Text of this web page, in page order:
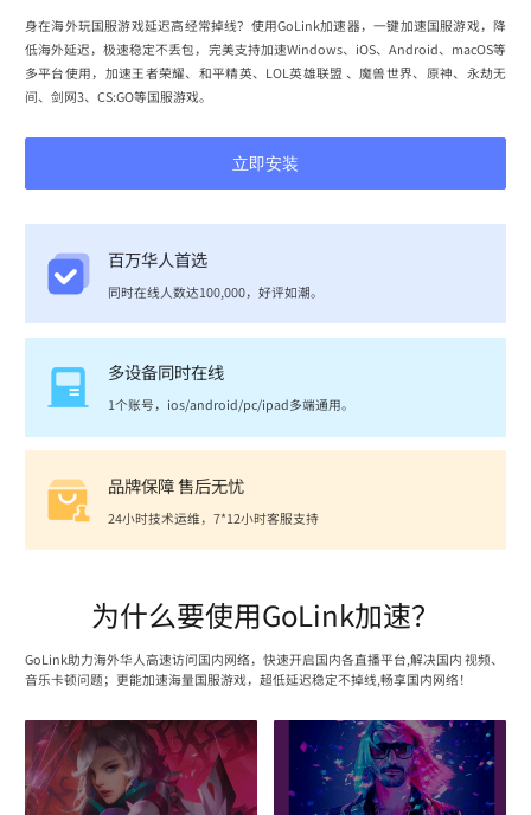
身在海外玩国服游戏延迟高经常掉线？使用GoLink加速器，一键加速国服游戏，降
低海外延迟，极速稳定不丢包，完美支持加速Windows、iOS、Android、macOS等
多平台使用，加速王者荣耀、和平精英、LOL英雄联盟 、魔兽世界、原神、永劫无
间、剑网3、CS:GO等国服游戏。
立即安装
百万华人首选
同时在线人数达100,000，好评如潮。
多设备同时在线
1个账号，ios/android/pc/ipad多端通用。
品牌保障 售后无忧
24小时技术运维，7*12小时客服支持
为什么要使用GoLink加速？
GoLink助力海外华人高速访问国内网络，快速开启国内各直播平台,解决国内 视频、
音乐卡顿问题；更能加速海量国服游戏，超低延迟稳定不掉线,畅享国内网络！